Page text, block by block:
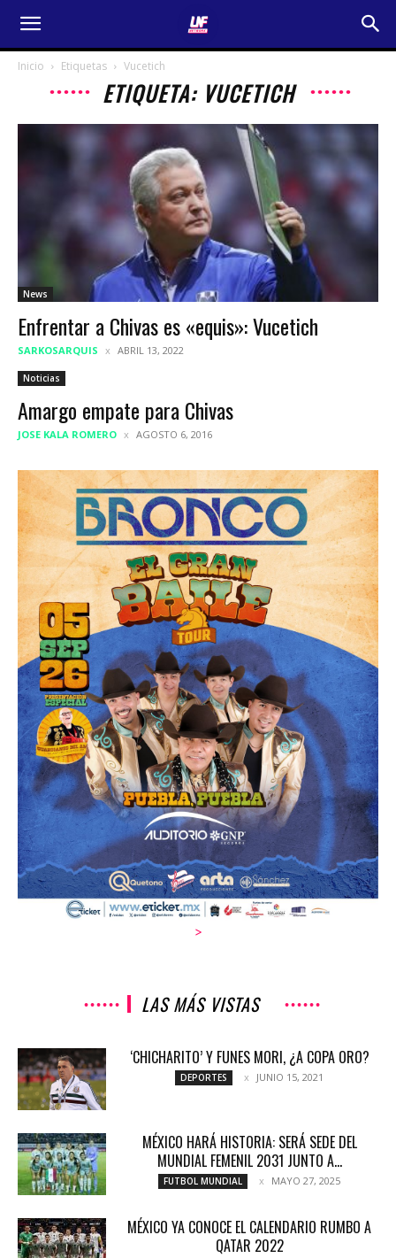
Inicio Etiquetas Vucetich
ETIQUETA: VUCETICH
News
Enfrentar a Chivas es «equis»: Vucetich
SARKOSARQUIS ABRIL 13, 2022
Noticias
Amargo empate para Chivas
JOSE KALA ROMERO AGOSTO 6, 2016
>
LAS MÁS VISTAS
‘CHICHARITO’ Y FUNES MORI, ¿A COPA ORO?
DEPORTES JUNIO 15, 2021
MÉXICO HARÁ HISTORIA: SERÁ SEDE DEL
MUNDIAL FEMENIL 2031 JUNTO A...
FUTBOL MUNDIAL MAYO 27, 2025
MÉXICO YA CONOCE EL CALENDARIO RUMBO A
QATAR 2022